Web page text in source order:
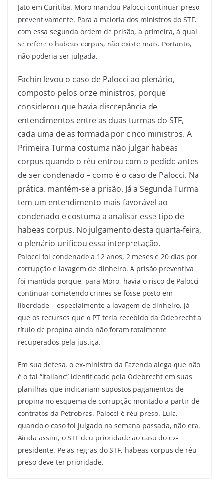
Jato em Curitiba. Moro mandou Palocci continuar preso
preventivamente. Para a maioria dos ministros do STF,
com essa segunda ordem de prisão, a primeira, à qual
se refere o habeas corpus, não existe mais. Portanto,
não poderia ser julgada.
Fachin levou o caso de Palocci ao plenário,
composto pelos onze ministros, porque
considerou que havia discrepância de
entendimentos entre as duas turmas do STF,
cada uma delas formada por cinco ministros. A
Primeira Turma costuma não julgar habeas
corpus quando o réu entrou com o pedido antes
de ser condenado – como é o caso de Palocci. Na
prática, mantém-se a prisão. Já a Segunda Turma
tem um entendimento mais favorável ao
condenado e costuma a analisar esse tipo de
habeas corpus. No julgamento desta quarta-feira,
o plenário unificou essa interpretação.
Palocci foi condenado a 12 anos, 2 meses e 20 dias por
corrupção e lavagem de dinheiro. A prisão preventiva
foi mantida porque, para Moro, havia o risco de Palocci
continuar cometendo crimes se fosse posto em
liberdade – especialmente a lavagem de dinheiro, já
que os recursos que o PT teria recebido da Odebrecht a
título de propina ainda não foram totalmente
recuperados pela justiça.
Em sua defesa, o ex-ministro da Fazenda alega que não
é o tal “italiano” identificado pela Odebrecht em suas
planilhas que indicariam supostos pagamentos de
propina no esquema de corrupção montado a partir de
contratos da Petrobras. Palocci é réu preso. Lula,
quando o caso foi julgado na semana passada, não era.
Ainda assim, o STF deu prioridade ao caso do ex-
presidente. Pelas regras do STF, habeas corpus de réu
preso deve ter prioridade.